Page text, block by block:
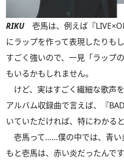
RIKU 壱馬は、例えば『
にラップを作って表現したりも
すごく強いので、一見「ラップ
もいるかもしれません。
けど、実はすごく繊細な歌声
アルバム収録曲で言えば、『
いていただければ、特にわかる
壱馬って……僕の中では、青い
もと壱馬は、赤い炎だったんで